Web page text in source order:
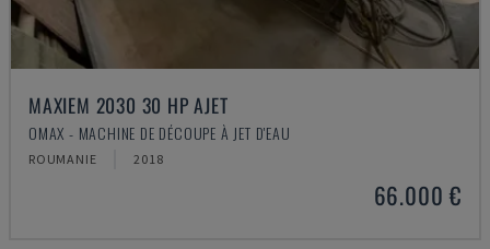
MAXIEM 2030 30 HP AJET
OMAX - MACHINE DE DÉCOUPE À JET D'EAU
ROUMANIE 2018
66.000 €